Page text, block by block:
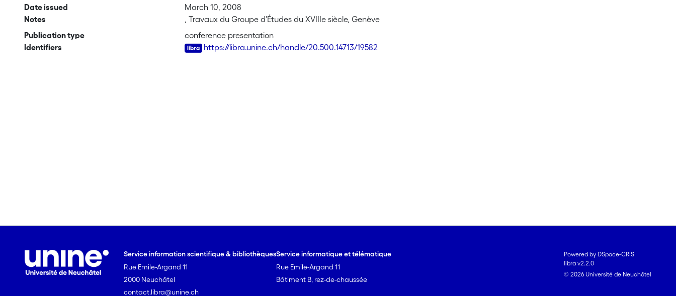
Date issued
March 10, 2008
Notes
, Travaux du Groupe d'Études du XVIIIe siècle, Genève
Publication type
conference presentation
Identifiers
https://libra.unine.ch/handle/20.500.14713/19582
Service information scientifique & bibliothèques
Rue Emile-Argand 11
2000 Neuchâtel
contact.libra@unine.ch
Service informatique et télématique
Rue Emile-Argand 11
Bâtiment B, rez-de-chaussée
Powered by DSpace-CRIS
libra v2.2.0
© 2026 Université de Neuchâtel